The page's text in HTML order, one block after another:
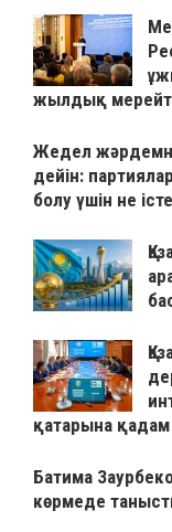
жылдық
Жедел
дейін:
болу үшін не
қатарына
Батима
көрмеде